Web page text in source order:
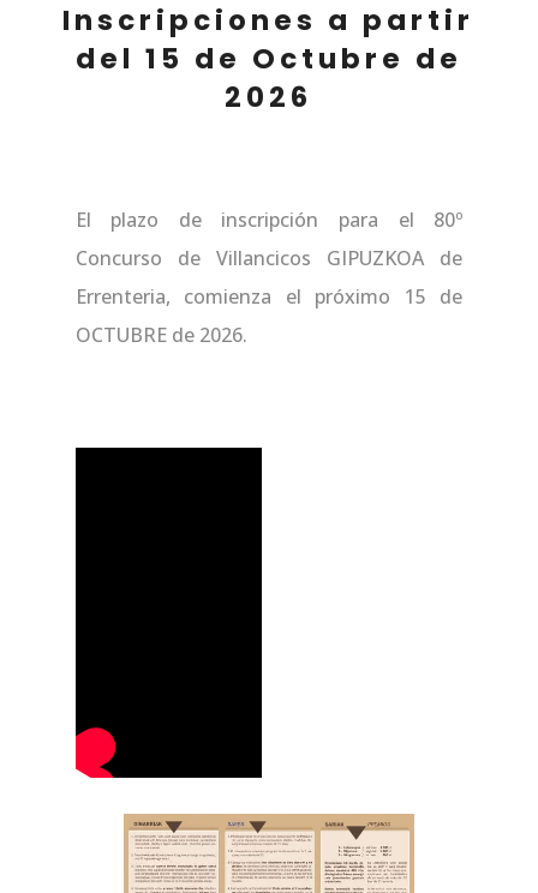
Inscripciones a partir
del 15 de Octubre de
2026
El plazo de inscripción para el 80º
Concurso de Villancicos GIPUZKOA de
Errenteria, comienza el próximo 15 de
OCTUBRE de 2026.